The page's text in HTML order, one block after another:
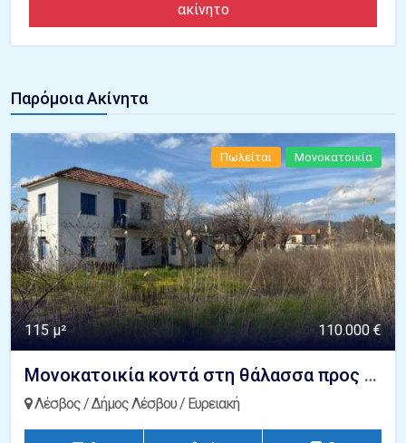
ακίνητο
Παρόμοια Ακίνητα
Πωλείται Μονοκατοικία
115 μ² 110.000 €
Μονοκατοικία κοντά στη θάλασσα προς πώληση Ευρειακή Γέρας Λέσβος
Λέσβος / Δήμος Λέσβου / Ευρειακή